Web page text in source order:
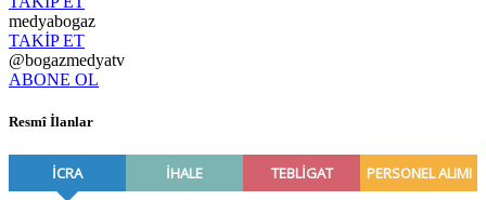
medyabogaz
TAKİP ET
@bogazmedyatv
ABONE OL
Resmî İlanlar